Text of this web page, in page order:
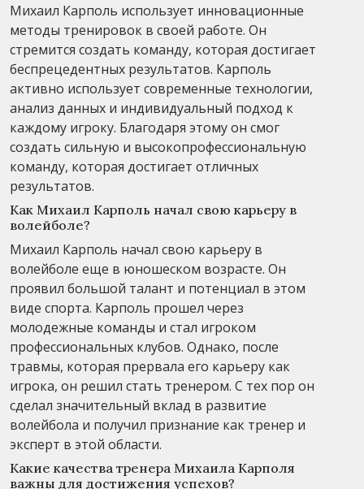
Михаил Карполь использует инновационные
методы тренировок в своей работе. Он
стремится создать команду, которая достигает
беспрецедентных результатов. Карполь
активно использует современные технологии,
анализ данных и индивидуальный подход к
каждому игроку. Благодаря этому он смог
создать сильную и высокопрофессиональную
команду, которая достигает отличных
результатов.
Как Михаил Карполь начал свою карьеру в
волейболе?
Михаил Карполь начал свою карьеру в
волейболе еще в юношеском возрасте. Он
проявил большой талант и потенциал в этом
виде спорта. Карполь прошел через
молодежные команды и стал игроком
профессиональных клубов. Однако, после
травмы, которая прервала его карьеру как
игрока, он решил стать тренером. С тех пор он
сделал значительный вклад в развитие
волейбола и получил признание как тренер и
эксперт в этой области.
Какие качества тренера Михаила Карполя
важны для достижения успехов?